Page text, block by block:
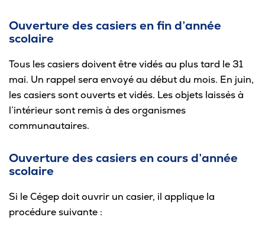
Le cégep
Notre collège
Services à la population
Communications
Ouverture des casiers en fin d’année
scolaire
Tous les casiers doivent être vidés au plus tard le 31
mai. Un rappel sera envoyé au début du mois. En juin,
les casiers sont ouverts et vidés. Les objets laissés à
l’intérieur sont remis à des organismes
communautaires.
Ouverture des casiers en cours d’année
scolaire
Si le Cégep doit ouvrir un casier, il applique la
procédure suivante :